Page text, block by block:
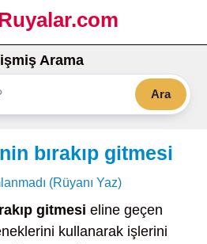
Arama
Ara
bırakıp gitmesi
(Rüyanı Yaz)
gitmesi eline geçen
kullanarak işlerini